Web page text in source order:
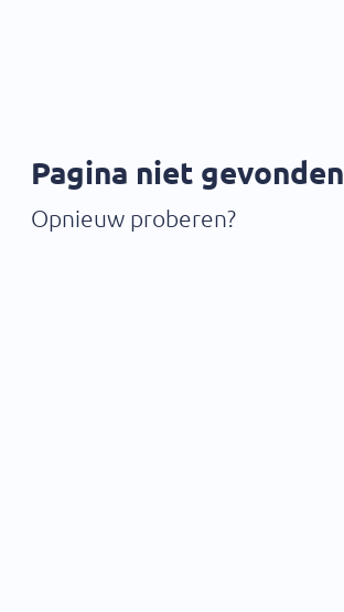
Pagina niet gevonden
Opnieuw proberen?